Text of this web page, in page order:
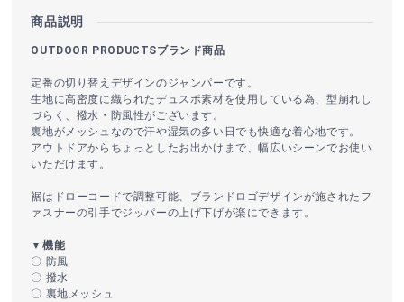
商品説明
OUTDOOR PRODUCTSブランド商品
定番の切り替えデザインのジャンパーです。
生地に高密度に織られたデュスポ素材を使用している為、型崩れし
づらく、撥水・防風性がございます。
裏地がメッシュなので汗や湿気の多い日でも快適な着心地です。
アウトドアからちょっとしたお出かけまで、幅広いシーンでお使い
いただけます。
裾はドローコードで調整可能、ブランドロゴデザインが施されたフ
ァスナーの引手でジッパーの上げ下げが楽にできます。
▼機能
〇 防風
〇 撥水
〇 裏地メッシュ